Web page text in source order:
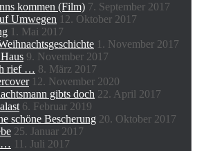
kommen (Film) 7. September 2017
Umwegen 12. Oktober 2017
1. Mai 2017
1. November 2017
9. November 2017
rief … 8. März 2017
12. November 2020
gibts doch 22. April 2017
6. Februar 2019
schöne Bescherung 20. Oktober 2017
25. Januar 2017
… 11. Juli 2017